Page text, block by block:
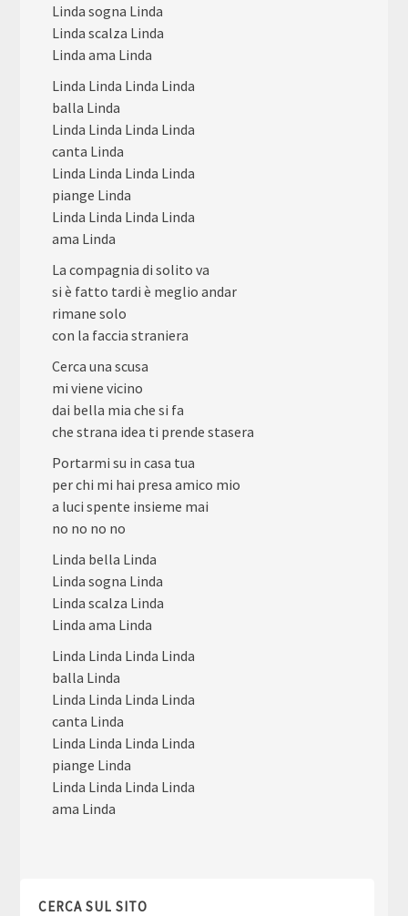
Linda sogna Linda
Linda scalza Linda
Linda ama Linda
Linda Linda Linda Linda
balla Linda
Linda Linda Linda Linda
canta Linda
Linda Linda Linda Linda
piange Linda
Linda Linda Linda Linda
ama Linda
La compagnia di solito va
si è fatto tardi è meglio andar
rimane solo
con la faccia straniera
Cerca una scusa
mi viene vicino
dai bella mia che si fa
che strana idea ti prende stasera
Portarmi su in casa tua
per chi mi hai presa amico mio
a luci spente insieme mai
no no no no
Linda bella Linda
Linda sogna Linda
Linda scalza Linda
Linda ama Linda
Linda Linda Linda Linda
balla Linda
Linda Linda Linda Linda
canta Linda
Linda Linda Linda Linda
piange Linda
Linda Linda Linda Linda
ama Linda
CERCA SUL SITO